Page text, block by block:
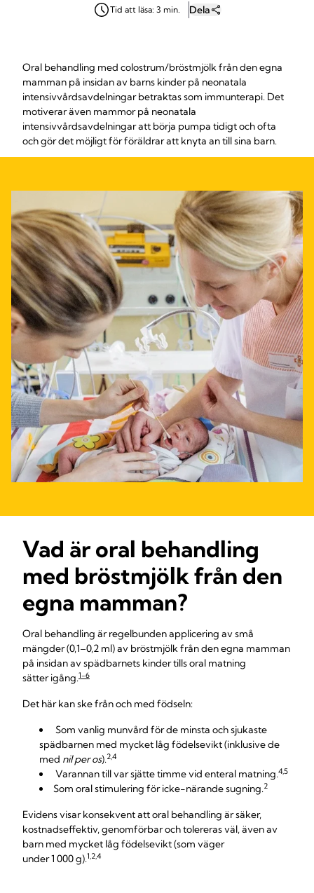
Tid att läsa: 3 min. Dela
Oral behandling med colostrum/bröstmjölk från den egna
mamman på insidan av barns kinder på neonatala
intensivvårdsavdelningar betraktas som immunterapi. Det
motiverar även mammor på neonatala
intensivvårdsavdelningar att börja pumpa tidigt och ofta
och gör det möjligt för föräldrar att knyta an till sina barn.
Vad är oral behandling
med bröstmjölk från den
egna mamman?
Oral behandling är regelbunden applicering av små
mängder (0,1–0,2 ml) av bröstmjölk från den egna mamman
på insidan av spädbarnets kinder tills oral matning
sätter igång.1-6
Det här kan ske från och med födseln:
Som vanlig munvård för de minsta och sjukaste
spädbarnen med mycket låg födelsevikt (inklusive de
med nil per os).2,4
Varannan till var sjätte timme vid enteral matning.4,5
Som oral stimulering för icke-närande sugning.2
Evidens visar konsekvent att oral behandling är säker,
kostnadseffektiv, genomförbar och tolereras väl, även av
barn med mycket låg födelsevikt (som väger
under 1 000 g).1,2,4